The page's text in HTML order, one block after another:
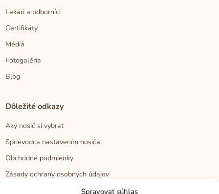
Spravovať súhlas
Lekári a odborníci
Certifikáty
Médiá
Fotogaléria
Blog
Dôležité odkazy
Aký nosič si vybrať
Sprievodca nastavením nosiča
Obchodné podmienky
Zásady ochrany osobných údajov